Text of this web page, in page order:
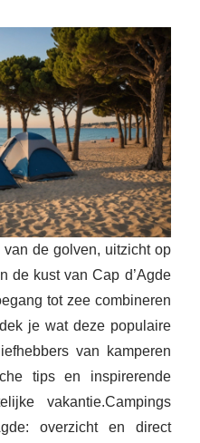
de golven, uitzicht op
de kust van Cap d’Agde
tot zee combineren
je wat deze populaire
van kamperen
tips en inspirerende
vakantie.Campings
overzicht en direct